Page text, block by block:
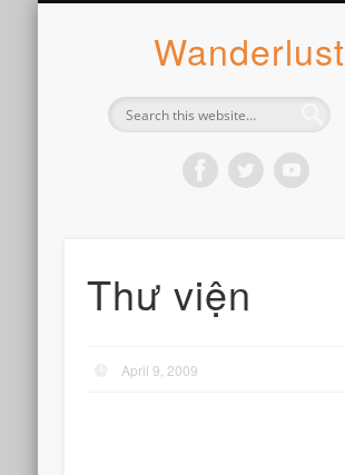
Wanderlust
ABOUT SYLVIE
WRITE
READ
WANDER
WEAR
COOK
PHOTOGRAPH
Thư viện
April 9, 2009